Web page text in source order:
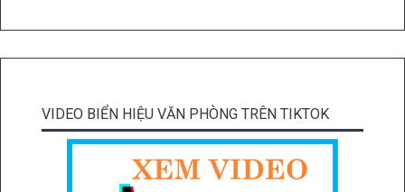
VIDEO BIỂN HIỆU VĂN PHÒNG TRÊN TIKTOK